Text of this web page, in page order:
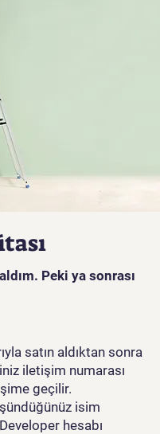
Peki ya sonrası
satın aldıktan sonra
iletişim numarası
geçilir.
isim
hesabı